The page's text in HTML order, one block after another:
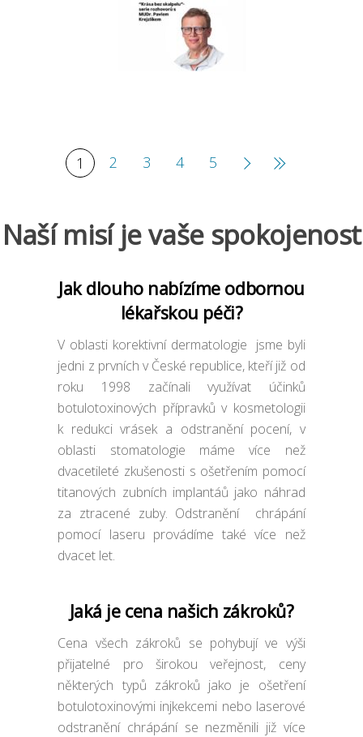
1 2 3 4 5
Naší misí je vaše spokojenost
Jak dlouho nabízíme odbornou
lékařskou péči?
V oblasti korektivní dermatologie jsme byli
jedni z prvních v České republice, kteří již od
roku 1998 začínali využívat účinků
botulotoxinových přípravků v kosmetologii
k redukci vrásek a odstranění pocení, v
oblasti stomatologie máme více než
dvacetileté zkušenosti s ošetřením pomocí
titanových zubních implantáů jako náhrad
za ztracené zuby. Odstranění chrápání
pomocí laseru provádíme také více než
dvacet let.
Jaká je cena našich zákroků?
Cena všech zákroků se pohybují ve výši
přijatelné pro širokou veřejnost, ceny
některých typů zákroků jako je ošetření
botulotoxinovými injkekcemi nebo laserové
odstranění chrápání se nezměnili již více